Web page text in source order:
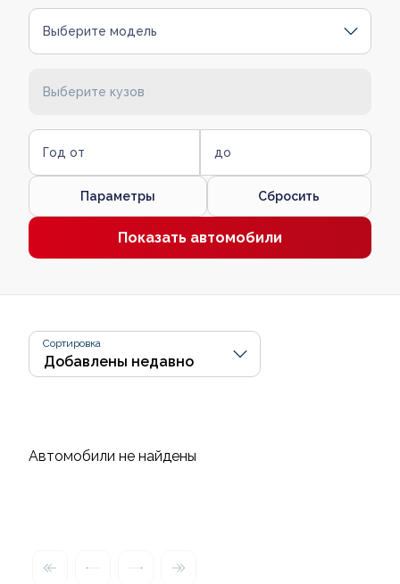
Выберите модель
Выберите кузов
Год от до
Параметры Сбросить
Показать автомобили
Сортировка
Автомобили не найдены